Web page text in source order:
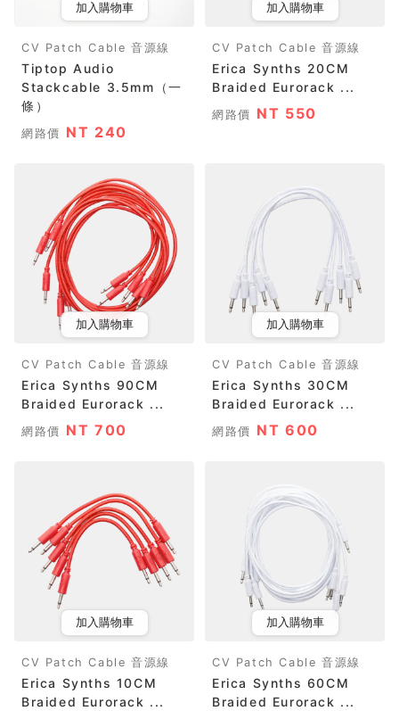
加入購物車
CV Patch Cable 音源線
Tiptop Audio
Stackcable 3.5mm（一
條）
網路價 NT 240
加入購物車
CV Patch Cable 音源線
Erica Synths 20CM
Braided Eurorack ...
網路價 NT 550
加入購物車
CV Patch Cable 音源線
Erica Synths 90CM
Braided Eurorack ...
網路價 NT 700
加入購物車
CV Patch Cable 音源線
Erica Synths 30CM
Braided Eurorack ...
網路價 NT 600
加入購物車
CV Patch Cable 音源線
Erica Synths 10CM
Braided Eurorack ...
加入購物車
CV Patch Cable 音源線
Erica Synths 60CM
Braided Eurorack ...